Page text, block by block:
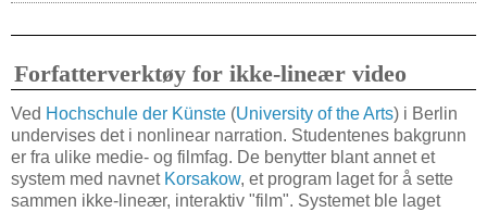
Forfatterverktøy for ikke-lineær video
Ved Hochschule der Künste (University of the Arts) i Berlin
undervises det i nonlinear narration. Studentenes bakgrunn
er fra ulike medie- og filmfag. De benytter blant annet et
system med navnet Korsakow, et program laget for å sette
sammen ikke-lineær, interaktiv "film". Systemet ble laget